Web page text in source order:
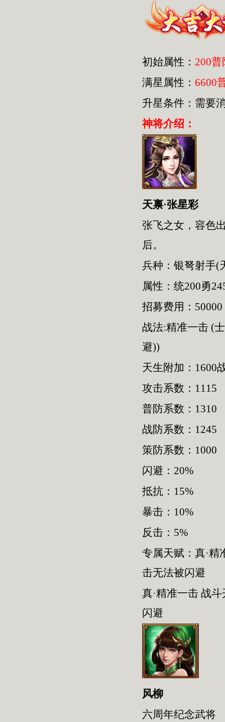
初始属性： 200
满星属性： 6600
升星条件：需要
神将介绍：
天禀·张星彩
张飞之女，容色
后。
兵种：银弩射手(
属性：统200勇
招募费用：50000
战法:精准一击 (
避))
天生附加：1600
攻击系数：1115
普防系数：1310
战防系数：1245
策防系数：1000
闪避：20%
抵抗：15%
暴击：10%
反击：5%
专属天赋：真·精
击无法被闪避
真·精准一击 战
闪避
风柳
六周年纪念武将